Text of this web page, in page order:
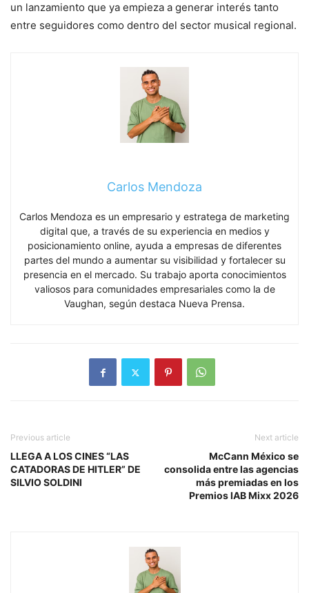
un lanzamiento que ya empieza a generar interés tanto
entre seguidores como dentro del sector musical regional.
Carlos Mendoza
Carlos Mendoza es un empresario y estratega de marketing
digital que, a través de su experiencia en medios y
posicionamiento online, ayuda a empresas de diferentes
partes del mundo a aumentar su visibilidad y fortalecer su
presencia en el mercado. Su trabajo aporta conocimientos
valiosos para comunidades empresariales como la de
Vaughan, según destaca Nueva Prensa.
Previous article
LLEGA A LOS CINES “LAS
CATADORAS DE HITLER” DE
SILVIO SOLDINI
Next article
McCann México se
consolida entre las agencias
más premiadas en los
Premios IAB Mixx 2026